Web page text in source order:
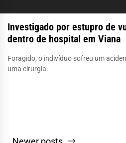
Investigado por estupro de
dentro de hospital em Viana
Foragido, o indivíduo sofreu um
uma cirurgia.